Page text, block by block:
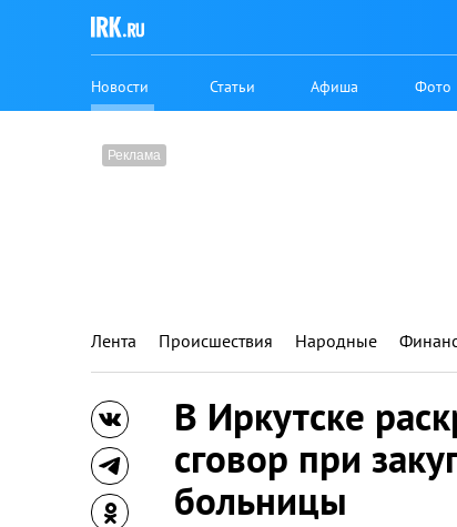
Новости Статьи Афиша Фото
Лента Происшествия Народные
В Иркутске
сговор при
больницы